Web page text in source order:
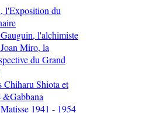
l'Exposition du
l'alchimiste
Miro, la
du Grand
Chiharu Shiota et
&Gabbana
1941 - 1954